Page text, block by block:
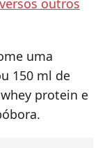
outros
uma
150 ml de
protein e